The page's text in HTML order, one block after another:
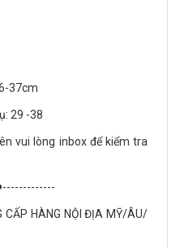
37cm
29 -38
vui lòng inbox để kiểm tra
CẤP HÀNG NỘI ĐỊA MỸ/ÂU/